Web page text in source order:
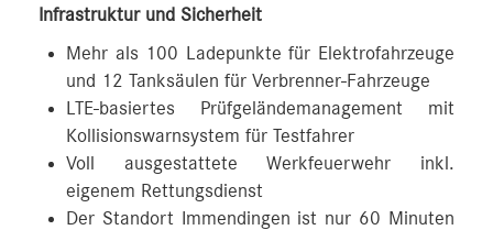
Infrastruktur und Sicherheit
Mehr als 100 Ladepunkte für Elektrofahrzeuge
und 12 Tanksäulen für Verbrenner-Fahrzeuge
LTE-basiertes Prüfgeländemanagement mit
Kollisionswarnsystem für Testfahrer
Voll ausgestattete Werkfeuerwehr inkl.
eigenem Rettungsdienst
Der Standort Immendingen ist nur 60 Minuten